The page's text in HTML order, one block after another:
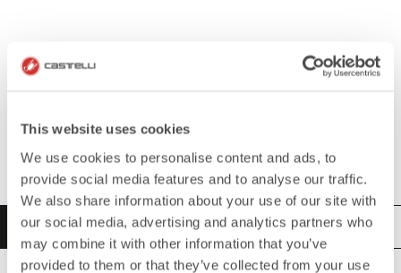
This website uses cookies
We use cookies to personalise content and ads, to
provide social media features and to analyse our traffic.
We also share information about your use of our site with
our social media, advertising and analytics partners who
may combine it with other information that you’ve
provided to them or that they’ve collected from your use
Sélectionner un produit
CYCLING TRIATHLON